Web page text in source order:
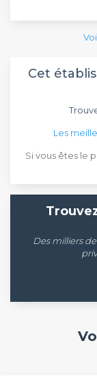
Cet
Les
Si vous êtes le
Des milliers